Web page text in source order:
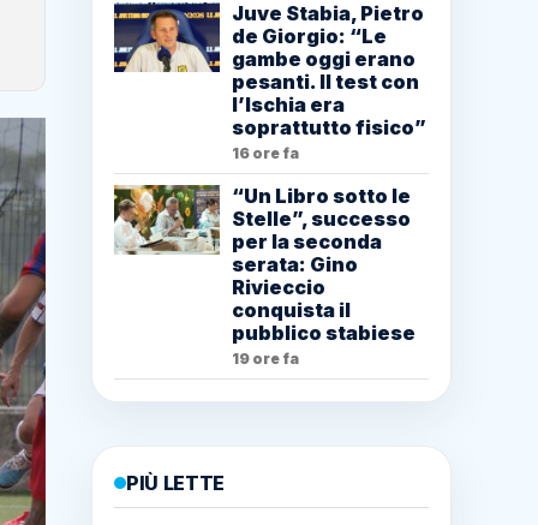
Juve Stabia, Pietro
de Giorgio: “Le
gambe oggi erano
pesanti. Il test con
l’Ischia era
soprattutto fisico”
16 ore fa
“Un Libro sotto le
Stelle”, successo
per la seconda
serata: Gino
Rivieccio
conquista il
pubblico stabiese
19 ore fa
PIÙ LETTE